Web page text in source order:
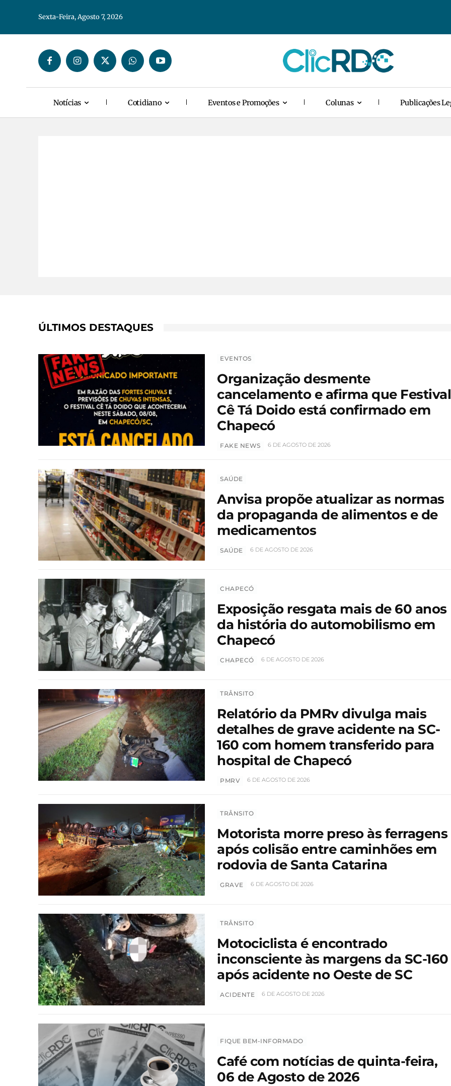
Sexta-Feira, Agosto 7, 2026
Notícias Cotidiano Eventos e Promoções Colunas Publicações
ÚLTIMOS DESTAQUES
EVENTOS
Organização desmente
cancelamento e afirma que Festival
Cê Tá Doido está confirmado em
Chapecó
FAKE NEWS 6 DE AGOSTO DE 2026
SAÚDE
Anvisa propõe atualizar as normas
da propaganda de alimentos e de
medicamentos
SAÚDE 6 DE AGOSTO DE 2026
CHAPECÓ
Exposição resgata mais de 60 anos
da história do automobilismo em
Chapecó
CHAPECÓ 6 DE AGOSTO DE 2026
TRÂNSITO
Relatório da PMRv divulga mais
detalhes de grave acidente na SC-
160 com homem transferido para
hospital de Chapecó
PMRV 6 DE AGOSTO DE 2026
TRÂNSITO
Motorista morre preso às ferragens
após colisão entre caminhões em
rodovia de Santa Catarina
GRAVE 6 DE AGOSTO DE 2026
TRÂNSITO
Motociclista é encontrado
inconsciente às margens da SC-160
após acidente no Oeste de SC
ACIDENTE 6 DE AGOSTO DE 2026
FIQUE BEM-INFORMADO
Café com notícias de quinta-feira,
06 de Agosto de 2026